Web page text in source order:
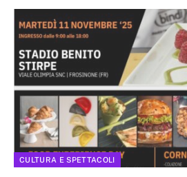
CULTURA E SPETTACOLI